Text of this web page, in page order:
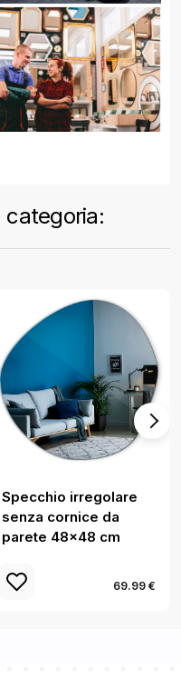
Specchio irregolare
senza cornice da
parete 48x48 cm
69.99 €